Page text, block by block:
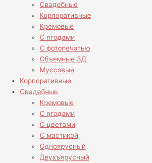
Свадебные
Корпоративные
Кремовые
С ягодами
С фотопечатью
Объемные 3Д
Муссовые
Корпоративные
Свадебные
Кремовые
С ягодами
С цветами
С мастикой
Одноярусный
Двухъярусный